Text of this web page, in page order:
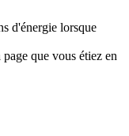
d'énergie lorsque
que vous étiez en